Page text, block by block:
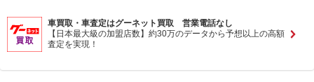
車買取・車査定はグーネット買取 営業電話なし
【日本最大級の加盟店数】約30万のデータから予想以上の高額
査定を実現！